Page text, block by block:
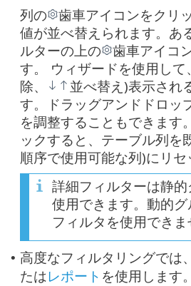
列の
歯車アイコンをクリ
値が並べ替えられます。あ
ルターの上の
歯車アイコ
す。 ウィザードを使用して
除、
並べ替え)表示され
す。ドラッグアンドドロッ
を調整することもできます。
ックすると、テーブル列を
順序で使用可能な列)にリセ
詳細フィルターは静
使用できます。動的
フィルタを使用できま
• 高度なフィルタリングでは、
たはレポート を使用します。